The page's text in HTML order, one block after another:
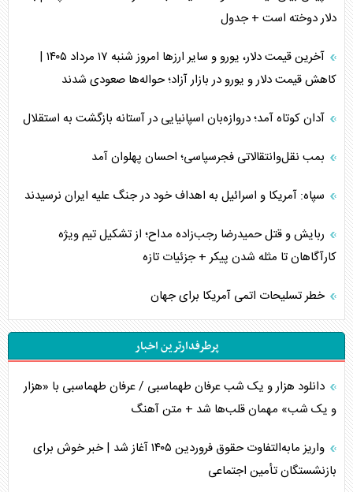
دلار دوخته است + جدول
آخرین قیمت دلار، یورو و سایر ارز‌ها امروز شنبه ۱۷ مرداد ۱۴۰۵ |
کاهش قیمت دلار و یورو در بازار آزاد؛ حواله‌ها صعودی شدند
آدان کوتاه آمد؛ دروازه‌بان اسپانیایی در آستانه بازگشت به استقلال
بمب نقل‌وانتقالاتی فجرسپاسی؛ احسان پهلوان آمد
سپاه: آمریکا و اسرائیل به اهداف خود در جنگ علیه ایران نرسیدند
ربایش و قتل حمیدرضا رجب‌زاده مداح؛ از تشکیل تیم ویژه
کارآگاهان تا مثله شدن پیکر + جزئیات تازه
خطر تسلیحات اتمی آمریکا برای جهان
پرطرفدارترین اخبار
دانلود هزار و یک شب عرفان طهماسبی / عرفان طهماسبی با «هزار
و یک شب» مهمان قلب‌ها شد + متن آهنگ
واریز مابه‌التفاوت حقوق فروردین ۱۴۰۵ آغاز شد | خبر خوش برای
بازنشستگان تأمین اجتماعی